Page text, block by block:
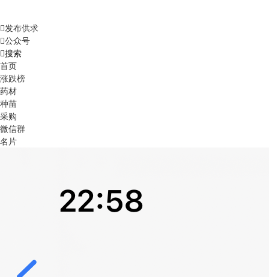
发布供求
公众号
搜索
首页
涨跌榜
药材
种苗
采购
微信群
名片